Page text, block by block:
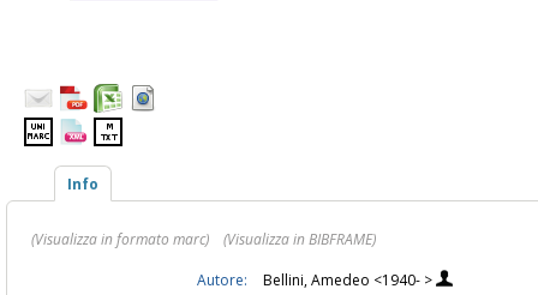
Info
(Visualizza in formato marc)
(Visualizza in BIBFRAME)
Autore:
Bellini, Amedeo <1940- >